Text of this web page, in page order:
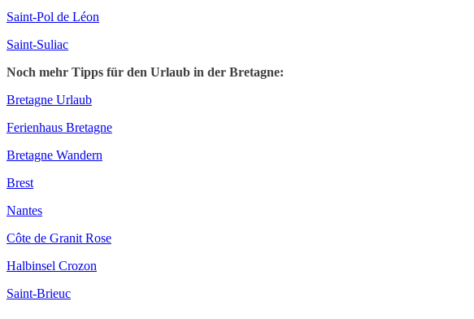
Saint-Pol de Léon
Saint-Suliac
Noch mehr Tipps für den Urlaub in der Bretagne:
Bretagne Urlaub
Ferienhaus Bretagne
Bretagne Wandern
Brest
Nantes
Côte de Granit Rose
Halbinsel Crozon
Saint-Brieuc